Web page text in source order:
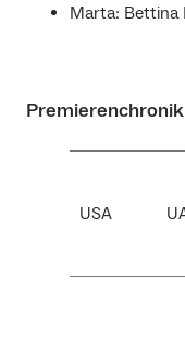
Marta: Bettina
Premierenchronik
USA